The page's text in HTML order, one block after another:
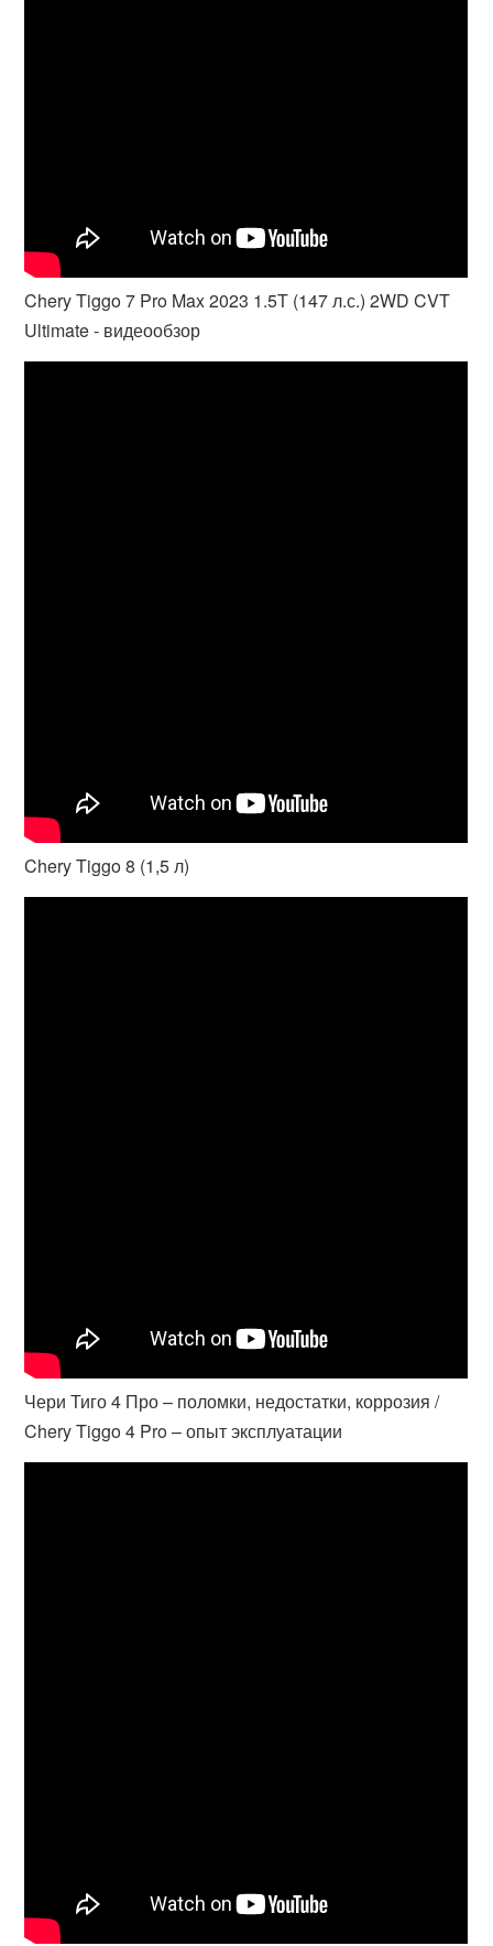
Chery Tiggo 7 Pro Max 2023 1.5T (147 л.с.) 2WD CVT
Ultimate - видеообзор
Chery Tiggo 8 (1,5 л)
Чери Тиго 4 Про – поломки, недостатки, коррозия /
Chery Tiggo 4 Pro – опыт эксплуатации